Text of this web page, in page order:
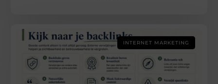
INTERNET MARKETING